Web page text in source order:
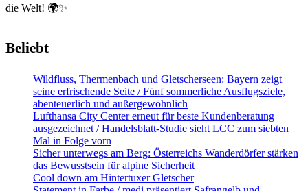
die Welt! 🌍✨
Beliebt
Wildfluss, Thermenbach und Gletscherseen: Bayern zeigt
seine erfrischende Seite / Fünf sommerliche Ausflugsziele,
abenteuerlich und außergewöhnlich
Lufthansa City Center erneut für beste Kundenberatung
ausgezeichnet / Handelsblatt-Studie sieht LCC zum siebten
Mal in Folge vorn
Sicher unterwegs am Berg: Österreichs Wanderdörfer stärken
das Bewusstsein für alpine Sicherheit
Cool down am Hintertuxer Gletscher